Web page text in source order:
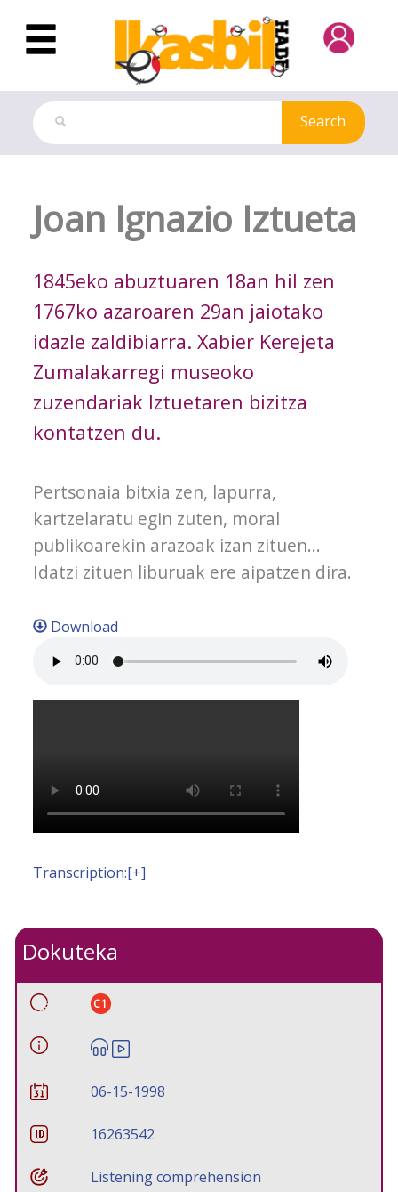
Skip to Main Content
Search
Joan Ignazio Iztueta
1845eko abuztuaren 18an hil zen
1767ko azaroaren 29an jaiotako
idazle zaldibiarra. Xabier Kerejeta
Zumalakarregi museoko
zuzendariak Iztuetaren bizitza
kontatzen du.
Pertsonaia bitxia zen, lapurra,
kartzelaratu egin zuten, moral
publikoarekin arazoak izan zituen...
Idatzi zituen liburuak ere aipatzen dira.
Download
Transcription:[+]
Dokuteka
C1
06-15-1998
16263542
Listening comprehension